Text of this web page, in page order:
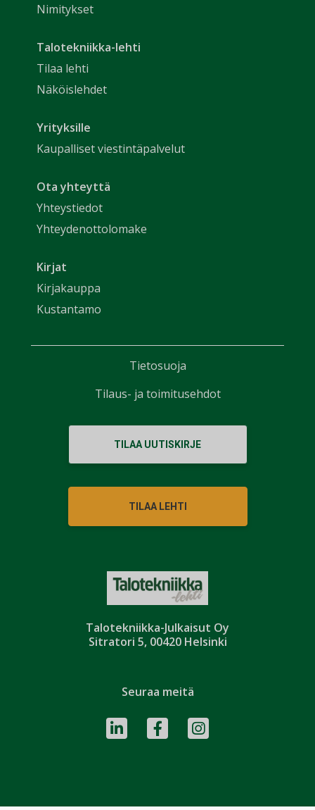
Talotekniikka-Julkaisut Oy
Sitratori 5, 00420 Helsinki
Nimitykset
Talotekniikka-lehti
Tilaa lehti
Näköislehdet
Yrityksille
Kaupalliset viestintäpalvelut
Ota yhteyttä
Yhteystiedot
Yhteydenottolomake
Kirjat
Kirjakauppa
Kustantamo
TILAA UUTISKIRJE
TILAA LEHTI
Seuraa meitä
Tietosuoja
Tilaus- ja toimitusehdot